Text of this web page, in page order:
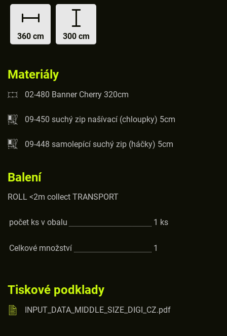
360 cm 300 cm
Materiály
02-480 Banner Cherry 320cm
09-450 suchý zip našívací (chloupky) 5cm
09-448 samolepící suchý zip (háčky) 5cm
Balení
ROLL <2m collect TRANSPORT
počet ks v obalu 1 ks
Celkové množství 1
Tiskové podklady
INPUT_DATA_MIDDLE_SIZE_DIGI_CZ.pdf